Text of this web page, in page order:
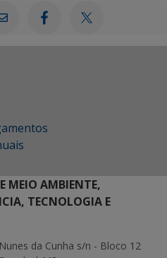
MEIO AMBIENTE,
TECNOLOGIA E
da Cunha s/n - Bloco 12